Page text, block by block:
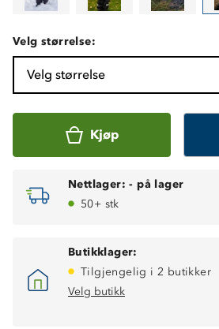
Velg størrelse:
Velg størrelse
Kjøp
Nettlager: - på lager
50+ stk
Butikklager:
Tilgjengelig i 2 butikker
Velg butikk